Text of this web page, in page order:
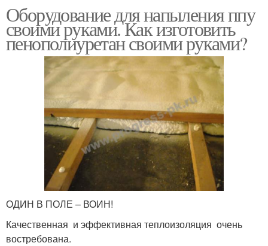
Оборудование для напыления ппу
своими руками. Как изготовить
пенополиуретан своими руками?
ОДИН В ПОЛЕ – ВОИН!
Качественная и эффективная теплоизоляция очень
востребована.